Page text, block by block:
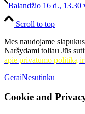
Balandžio 16 d., 13.30
Scroll to top
Mes naudojame
Naršydami toliau Jūs
apie privatumo politiką
GeraiNesutinku
Cookie and